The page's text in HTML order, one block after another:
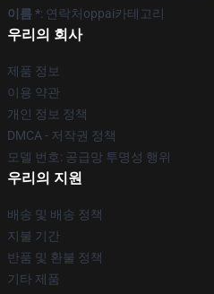
이름 *: 연락처oppai카테고리
우리의 회사
제품 정보
이용 약관
개인 정보 정책
DMCA - 저작권 정책
모델 번호: 공급망 투명성 행위
우리의 지원
배송 및 배송 정책
지불 기간
반품 및 환불 정책
기타 제품